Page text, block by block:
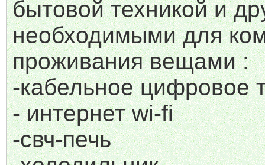
бытовой техникой и
необходимыми для
проживания вещами :
-кабельное цифровое
- интернет wi-fi
-свч-печь